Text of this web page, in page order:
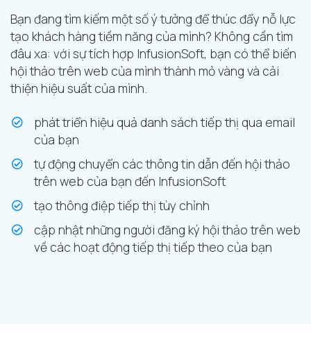
Bạn đang tìm kiếm một số ý tưởng để thúc đẩy nỗ lực
tạo khách hàng tiềm năng của mình? Không cần tìm
đâu xa: với sự tích hợp InfusionSoft, bạn có thể biến
hội thảo trên web của mình thành mỏ vàng và cải
thiện hiệu suất của mình.
phát triển hiệu quả danh sách tiếp thị qua email
của bạn
tự động chuyển các thông tin dẫn đến hội thảo
trên web của bạn đến InfusionSoft
tạo thông điệp tiếp thị tùy chỉnh
cập nhật những người đăng ký hội thảo trên web
về các hoạt động tiếp thị tiếp theo của bạn